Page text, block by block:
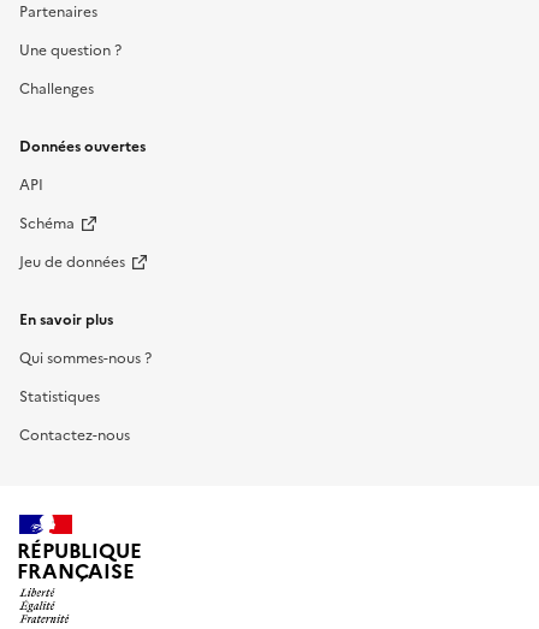
Partenaires
Une question ?
Challenges
Données ouvertes
API
Schéma
Jeu de données
En savoir plus
Qui sommes-nous ?
Statistiques
Contactez-nous
RÉPUBLIQUE
FRANÇAISE